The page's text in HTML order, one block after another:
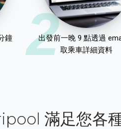
鐘
2
出發前一晚 9 點透過
取乘車詳細資料
滿足您各